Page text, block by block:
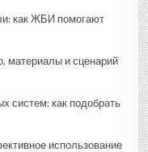
как ЖБИ помогают
материалы и сценарий
систем: как подобрать
использование